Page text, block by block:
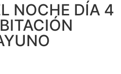
NOCHE DÍA 4